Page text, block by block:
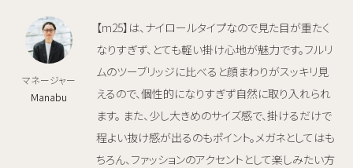
マネージャー
Manabu
【m25】は、ナイロールタイプなので見た目が重たく
なりすぎず、とても軽い掛け心地が魅力です。フルリ
ムのツーブリッジに比べると顔まわりがスッキリ見
えるので、個性的になりすぎず自然に取り入れられ
ます。 また、少し大きめのサイズ感で、掛けるだけで
程よい抜け感が出るのもポイント。メガネとしてはも
ちろん、ファッションのアクセントとして楽しみたい方